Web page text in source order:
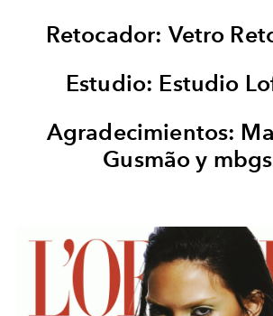
Retocador: Vetro
Estudio: Estudio
Agradecimientos:
Gusmão y